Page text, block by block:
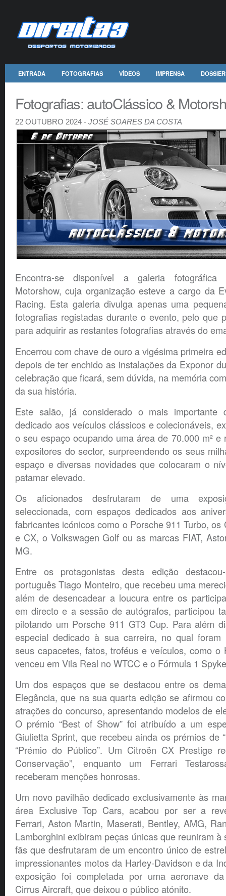
ENTRADA FOTOGRAFIAS VÍDEOS IMPRENSA
Fotografias: autoClássico &
22 OUTUBRO 2024 - JOSÉ SOARES DA COSTA
Encontra-se disponível a galeria
Motorshow, cuja organização esteve a cargo da
Racing. Esta galeria divulga apenas uma
fotografias registadas durante o evento, pelo que
para adquirir as restantes fotografias através do
Encerrou com chave de ouro a vigésima primeira
depois de ter enchido as instalações da Exponor
celebração que ficará, sem dúvida, na memória
da sua história.
Este salão, já considerado o mais importante
dedicado aos veículos clássicos e colecionáveis,
o seu espaço ocupando uma área de 70.000 m² e
expositores do sector, surpreendendo os seus
espaço e diversas novidades que colocaram o
patamar elevado.
Os aficionados desfrutaram de uma
seleccionada, com espaços dedicados aos
fabricantes icónicos como o Porsche 911 Turbo, os
e CX, o Volkswagen Golf ou as marcas FIAT,
MG.
Entre os protagonistas desta edição
português Tiago Monteiro, que recebeu uma
além de desencadear a loucura entre os
em directo e a sessão de autógrafos, participou
pilotando um Porsche 911 GT3 Cup. Para além
especial dedicado à sua carreira, no qual foram
seus capacetes, fatos, troféus e veículos, como o
venceu em Vila Real no WTCC e o Fórmula 1
Um dos espaços que se destacou entre os
Elegância, que na sua quarta edição se afirmou
atrações do concurso, apresentando modelos de
O prémio “Best of Show” foi atribuído a um
Giulietta Sprint, que recebeu ainda os prémios de
“Prémio do Público”. Um Citroën CX Prestige
Conservação”, enquanto um Ferrari
receberam menções honrosas.
Um novo pavilhão dedicado exclusivamente às
área Exclusive Top Cars, acabou por ser a
Ferrari, Aston Martin, Maserati, Bentley, AMG,
Lamborghini exibiram peças únicas que reuniram
fãs que desfrutaram de um encontro único de
impressionantes motos da Harley-Davidson e da
exposição foi completada por uma aeronave
Cirrus Aircraft, que deixou o público atónito.